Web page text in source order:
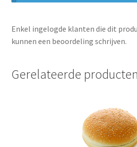
Enkel ingelogde klanten die dit
kunnen een beoordeling schrijven.
Gerelateerde producten